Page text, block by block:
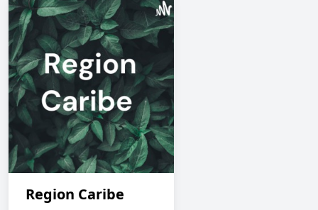
Region Caribe